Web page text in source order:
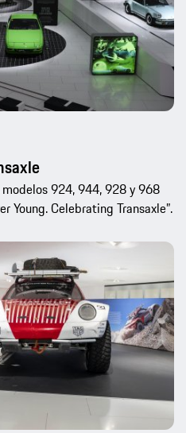
924, 944, 928 y 968
Young. Celebrating Transaxle”.